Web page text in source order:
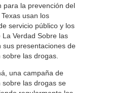
para la prevención del
usan los
servicio público y los
La Verdad Sobre las
sus presentaciones de
las drogas.
una campaña de
sobre las drogas se